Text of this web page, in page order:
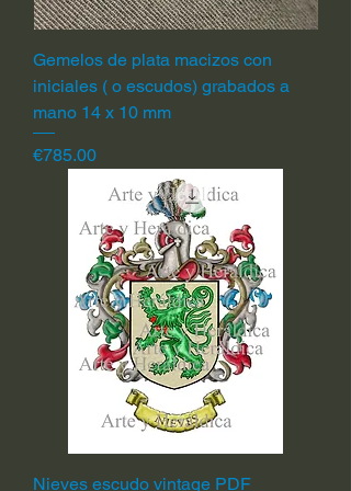
Gemelos de plata macizos con
iniciales ( o escudos) grabados a
mano 14 x 10 mm
Price
€785.00
Nieves escudo vintage PDF